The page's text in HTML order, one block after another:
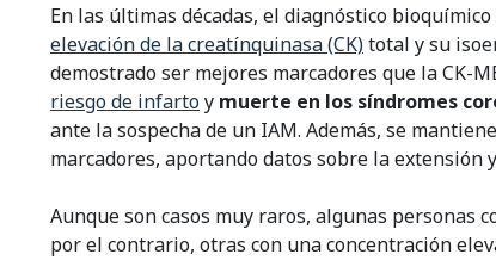
En las últimas décadas, el diagnóstico
elevación de la creatínquinasa (CK)total y su
demostrado ser mejores marcadores que la CK-
riesgo de infartoy muerte en los síndromes
ante la sospecha de un IAM. Además, se
marcadores, aportando datos sobre la extensión
Aunque son casos muy raros, algunas personas
por el contrario, otras con una concentración